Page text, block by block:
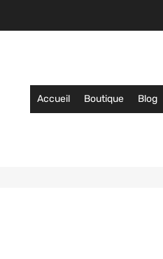
Accueil Boutique Blog